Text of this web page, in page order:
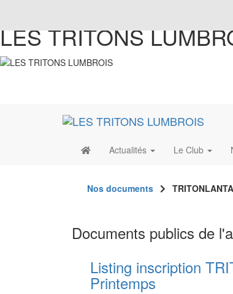
LES TRITONS
Actualités Le Club
Nos documents
Documents publics de
Listing inscription
Printemps